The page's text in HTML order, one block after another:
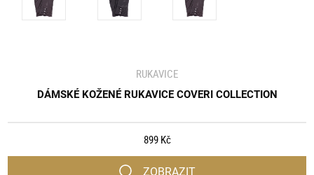
RUKAVICE
DÁMSKÉ KOŽENÉ RUKAVICE COVERI COLLECTION
899 Kč
ZOBRAZIT